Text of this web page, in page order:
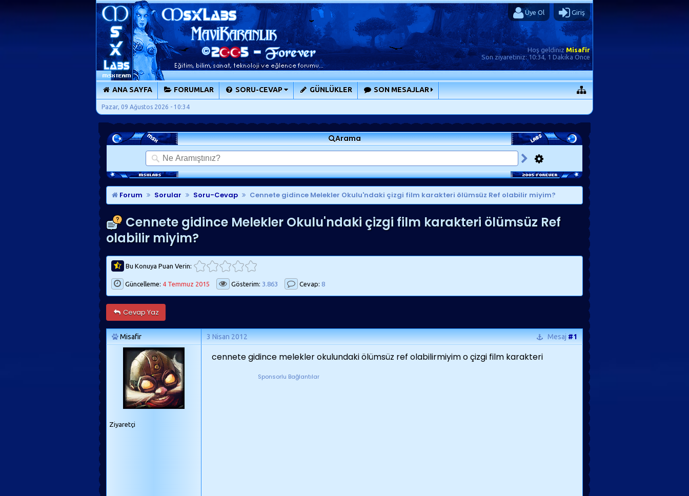
Üye Ol Giriş
Hoş geldiniz Misafir
Son ziyaretiniz:10:34, 1 Dakika Önce
ANA SAYFA FORUMLAR SORU-CEVAP GÜNLÜKLER SON MESAJLAR
Pazar, 09 Ağustos 2026 - 10:34
Arama
Forum Sorular Soru-Cevap Cennete gidince Melekler Okulu'ndaki çizgi film karakteri ölümsüz Ref olabilir miyim?
Cennete gidince Melekler Okulu'ndaki çizgi film karakteri ölümsüz Ref
olabilir miyim?
Bu Konuya Puan Verin:
Güncelleme: 4 Temmuz 2015 Gösterim: 3.863 Cevap: 8
Cevap Yaz
Misafir 3 Nisan 2012 Mesaj#1
Ziyaretçi
cennete gidince melekler okulundaki ölümsüz ref olabilirmiyim o çizgi film karakteri
Sponsorlu Bağlantılar